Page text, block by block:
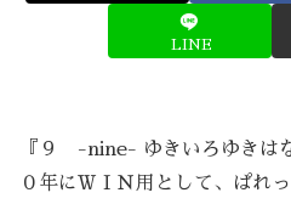
LINE
『９ -nine- ゆきいろゆきは
０年にＷＩＮ用として、ぱれ